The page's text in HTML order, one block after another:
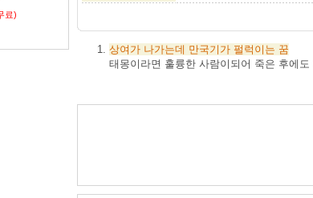
료)
상여가 나가는데 만국기가 펄럭이는 꿈
태몽이라면 훌륭한 사람이되어 죽은 후에